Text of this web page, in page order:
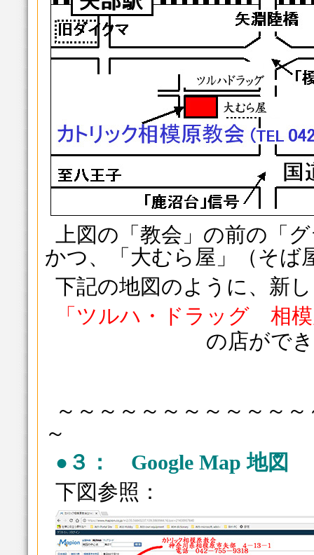
上図の「教会」の前の「
かつ、「大むら屋」（そば
下記の地図のように、新
「ツルハ・ドラッグ 相
の店がで
～～～～～～～～～～～
～
●３： Google Map 地図
下図参照：